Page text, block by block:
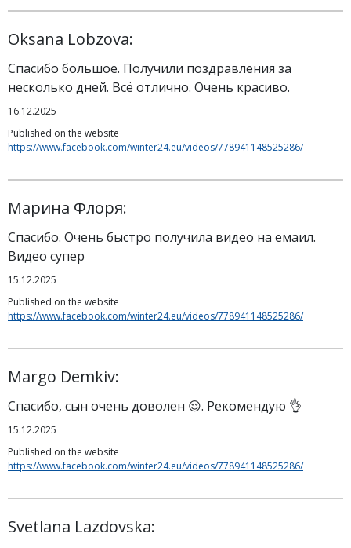
Oksana Lobzova:
Спасибо большое. Получили поздравления за
несколько дней. Всё отлично. Очень красиво.
16.12.2025
Published on the website
https://www.facebook.com/winter24.eu/videos/778941148525286/
Марина Флоря:
Спасибо. Очень быстро получила видео на емаил.
Видео супер
15.12.2025
Published on the website
https://www.facebook.com/winter24.eu/videos/778941148525286/
Margo Demkiv:
Спасибо, сын очень доволен 😌. Рекомендую 👌
15.12.2025
Published on the website
https://www.facebook.com/winter24.eu/videos/778941148525286/
Svetlana Lazdovska: